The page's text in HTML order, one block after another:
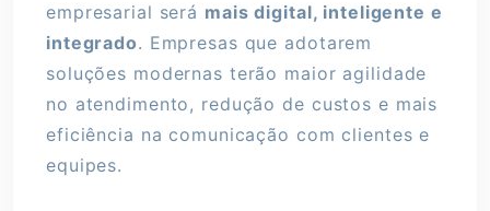
empresarial será mais digital, inteligente e
integrado. Empresas que adotarem
soluções modernas terão maior agilidade
no atendimento, redução de custos e mais
eficiência na comunicação com clientes e
equipes.